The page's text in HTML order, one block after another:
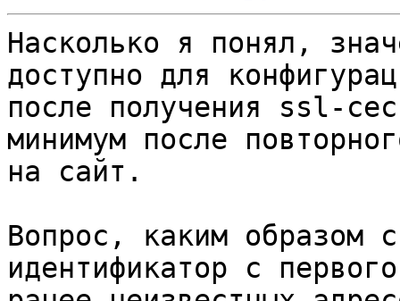
Насколько я понял,
доступно для
после получения ssl-
минимум после
на сайт.
Вопрос, каким образом
идентификатор с